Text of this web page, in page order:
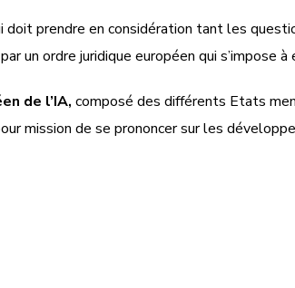
prendre en considération tant les
un ordre juridique européen qui s’impose à
de l’IA, composé des différents Etats
mission de se prononcer sur les